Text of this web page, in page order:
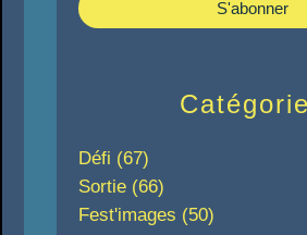
Défi (67)
Sortie (66)
Fest'images (50)